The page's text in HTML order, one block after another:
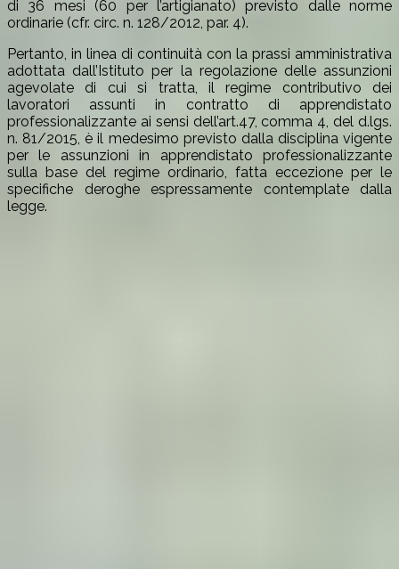
di 36 mesi (60 per l’artigianato) previsto dalle norme
ordinarie (cfr. circ. n. 128/2012, par. 4).
Pertanto, in linea di continuità con la prassi amministrativa
adottata dall’Istituto per la regolazione delle assunzioni
agevolate di cui si tratta, il regime contributivo dei
lavoratori assunti in contratto di apprendistato
professionalizzante ai sensi dell’art.47, comma 4, del d.lgs.
n. 81/2015, è il medesimo previsto dalla disciplina vigente
per le assunzioni in apprendistato professionalizzante
sulla base del regime ordinario, fatta eccezione per le
specifiche deroghe espressamente contemplate dalla
legge.